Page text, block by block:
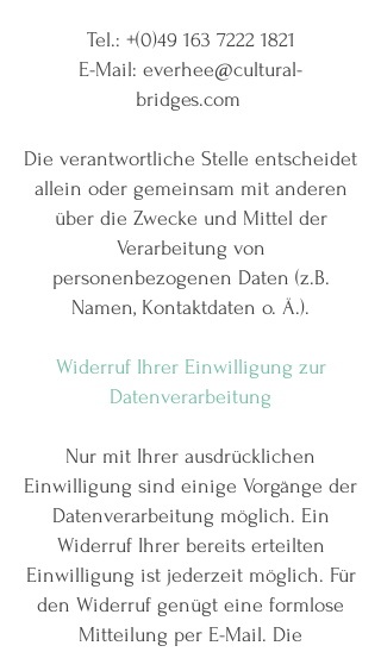
Tel.: +(0)49 163 7222 1821
E-Mail: everhee@cultural-
bridges.com
Die verantwortliche Stelle entscheidet
allein oder gemeinsam mit anderen
über die Zwecke und Mittel der
Verarbeitung von
personenbezogenen Daten (z.B.
Namen, Kontaktdaten o. Ä.).
Widerruf Ihrer Einwilligung zur
Datenverarbeitung
Nur mit Ihrer ausdrücklichen
Einwilligung sind einige Vorgänge der
Datenverarbeitung möglich. Ein
Widerruf Ihrer bereits erteilten
Einwilligung ist jederzeit möglich. Für
den Widerruf genügt eine formlose
Mitteilung per E-Mail. Die